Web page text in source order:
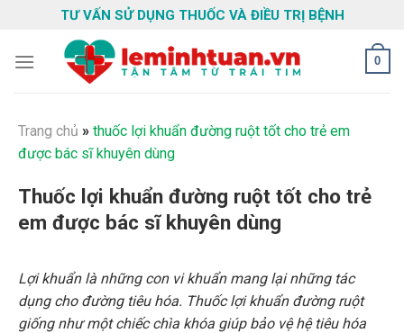
content
TƯ VẤN SỬ DỤNG THUỐC VÀ ĐIỀU TRỊ BỆNH
0
Trang chủ » thuốc lợi khuẩn đường ruột tốt cho trẻ em
được bác sĩ khuyên dùng
Thuốc lợi khuẩn đường ruột tốt cho trẻ
em được bác sĩ khuyên dùng
Lợi khuẩn là những con vi khuẩn mang lại những tác
dụng cho đường tiêu hóa. Thuốc lợi khuẩn đường ruột
giống như một chiếc chìa khóa giúp bảo vệ hệ tiêu hóa